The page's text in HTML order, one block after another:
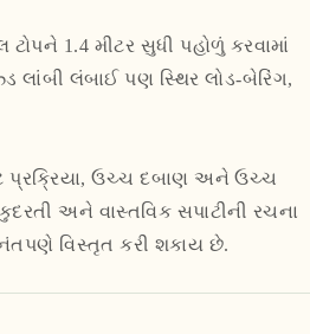
1.4 મીટર સુધી પહોળું કરવામાં
લાંબી લંબાઈ પણ સ્થિર લોડ-બેરિંગ,
પ્રક્રિયા, ઉચ્ચ દબાણ અને ઉચ્ચ
અને વાસ્તવિક સપાટીની રચના
વિસ્તૃત કરી શકાય છે.